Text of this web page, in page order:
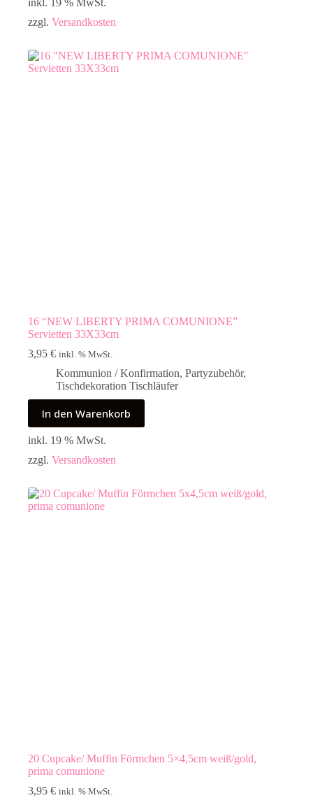
inkl. 19 % MwSt.
zzgl. Versandkosten
16 “NEW LIBERTY PRIMA COMUNIONE”
Servietten 33X33cm
3,95 € inkl. % MwSt.
Kommunion / Konfirmation, Partyzubehör,
Tischdekoration Tischläufer
In den Warenkorb
inkl. 19 % MwSt.
zzgl. Versandkosten
20 Cupcake/ Muffin Förmchen 5×4,5cm weiß/gold,
prima comunione
3,95 € inkl. % MwSt.